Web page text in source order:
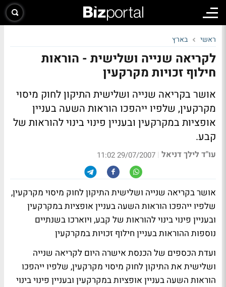
ראשי בארץ
לקריאה שנייה ושלישית - הוראות
חילוף זכויות מקרקעין
אושר בקריאה שנייה ושלישית התיקון לחוק מיסוי
מקרקעין, שלפיו ייהפכו הוראות השעה בעניין
אופציות במקרקעין ובעניין פינוי בינוי להוראות של
קבע.
עו"ד לילך דניאל |
29/07/2007 11:02
אושר בקריאה שנייה ושלישית התיקון לחוק מיסוי מקרקעין,
שלפיו ייהפכו הוראות השעה בעניין אופציות במקרקעין
ובעניין פינוי בינוי להוראות של קבע, ויוארכו בשנתיים
נוספות ההוראות בעניין חילוף זכויות במקרקעין
ועדת הכספים של הכנסת אישרה היום לקריאה שנייה
ושלישית את התיקון לחוק מיסוי מקרקעין, שלפיו ייהפכו
הוראות השעה בעניין אופציות במקרקעין ובעניין פינוי בינוי